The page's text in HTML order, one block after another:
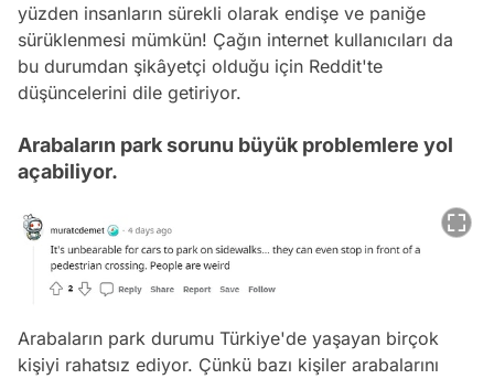
yüzden insanların sürekli olarak endişe ve paniğe
sürüklenmesi mümkün! Çağın internet kullanıcıları da
bu durumdan şikâyetçi olduğu için Reddit'te
düşüncelerini dile getiriyor.
Arabaların park sorunu büyük problemlere yol
açabiliyor.
Arabaların park durumu Türkiye'de yaşayan birçok
kişiyi rahatsız ediyor. Çünkü bazı kişiler arabalarını